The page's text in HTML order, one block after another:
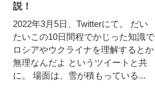
説！
2022年3月5日、Twitterにて。 だい
たいこの10日間程でかじった知識で
ロシアやウクライナを理解するとか
無理なんだよ というツイートと共
に。 場面は、雪が積もっている...